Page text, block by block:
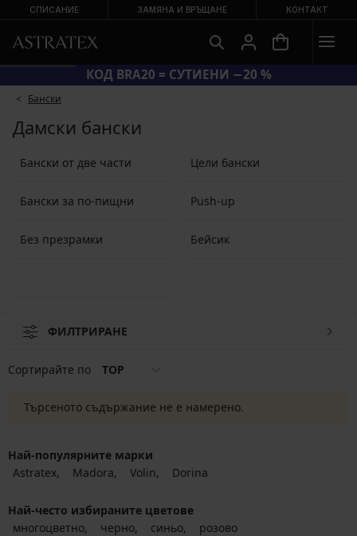
СПИСАНИЕ ЗАМЯНА И ВРЪЩАНЕ КОНТАКТ
КОД BRA20 = СУТИЕНИ −20 %
Бански
Дамски бански
Бански от две части Цели бански
Бански за по-пищни Push-up
Без презрамки Бейсик
ФИЛТРИРАНЕ
Сортирайте по TOP
Търсеното съдържание не е намерено.
Най-популярните марки
Astratex
Madora Volin Dorina
Най-често избираните цветове
многоцветно
черно синьо розово